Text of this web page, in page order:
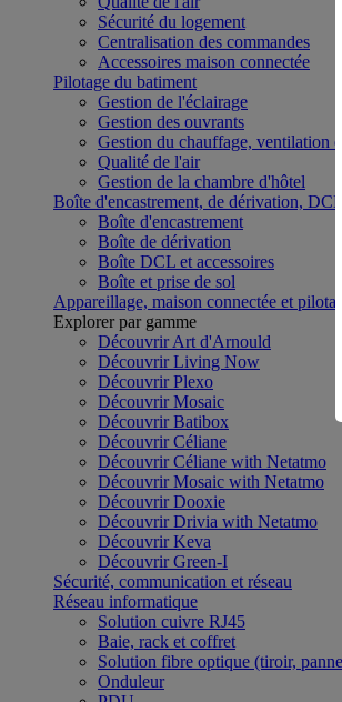
Sécurité du logement
Centralisation des commandes
Accessoires maison connectée
Pilotage du batiment
Gestion de l'éclairage
Gestion des ouvrants
Gestion du chauffage, ventilation
Qualité de l'air
Gestion de la chambre d'hôtel
Boîte d'encastrement, de dérivation,
Boîte d'encastrement
Boîte de dérivation
Boîte DCL et accessoires
Boîte et prise de sol
Appareillage, maison connectée et
Explorer par gamme
Découvrir Art d'Arnould
Découvrir Living Now
Découvrir Plexo
Découvrir Mosaic
Découvrir Batibox
Découvrir Céliane
Découvrir Céliane with Netatmo
Découvrir Mosaic with Netatmo
Découvrir Dooxie
Découvrir Drivia with Netatmo
Découvrir Keva
Découvrir Green-I
Sécurité, communication et réseau
Réseau informatique
Solution cuivre RJ45
Baie, rack et coffret
Solution fibre optique (tiroir,
Onduleur